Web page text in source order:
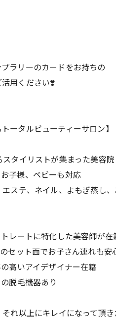
ラリーのカードをお持ちの
用ください❣️
ータルビューティーサロン】
タイリストが集まった美容院
子様、ベビーも対応
ステ、ネイル、よもぎ蒸し
レートに特化した美容師が在
セット面でお子さん連れも安
高いアイデザイナー在籍
脱毛機器あり
れ以上にキレイになって頂